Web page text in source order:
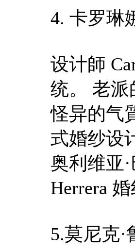
4. 卡罗琳
设计師
统。 老派
怪异的气
式婚纱设
奥利维亚
Herrera
5.莫尼克·